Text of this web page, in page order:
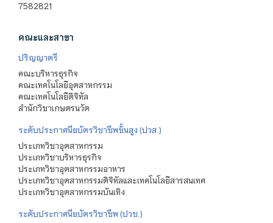
7582821
คณะและสาขา
ปริญญาตรี
คณะบริหารธุรกิจ
คณะเทคโนโลยีอุตสาหกรรม
คณะเทคโนโลยีดิจิทัล
สำนักวิชาเกษตรนวัต
ระดับประกาศนียบัตรวิชาชีพชั้นสูง (ปวส.)
ประเภทวิชาอุตสาหกรรม
ประเภทวิชาบริหารธุรกิจ
ประเภทวิชาอุตสาหกรรมอาหาร
ประเภทวิชาอุตสาหกรรมดิจิทัลและเทคโนโลยีสารสนเทศ
ประเภทวิชาอุตสาหกรรมบันเทิง
ระดับประกาศนียบัตรวิชาชีพ (ปวช.)